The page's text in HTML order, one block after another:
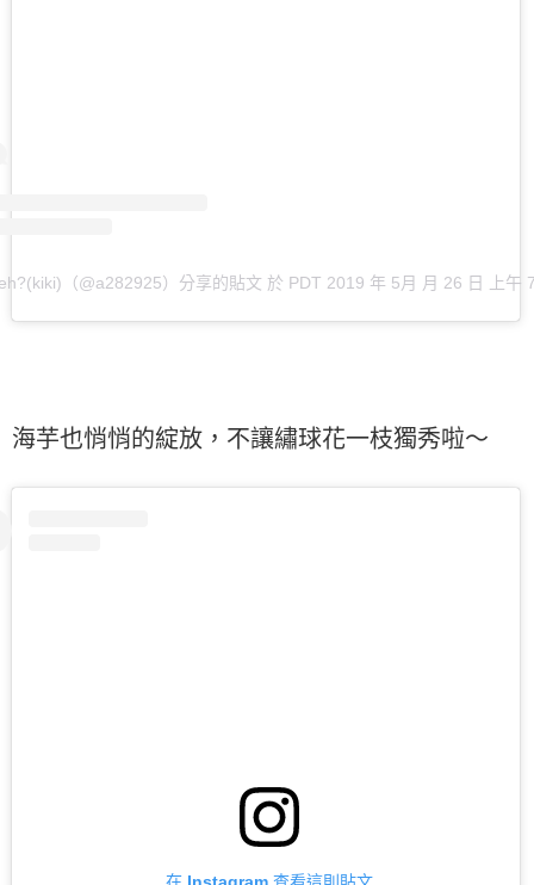
（@a282925）分享的貼文 於 PDT 2019 年 5月 月 26 日 上午
海芋也悄悄的綻放，不讓繡球花一枝獨秀啦～